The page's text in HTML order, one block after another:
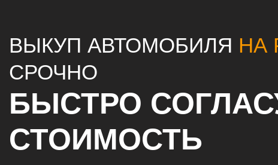
ВЫКУП АВТОМОБИЛЯ НА
СРОЧНО
БЫСТРО
СТОИМОСТЬ